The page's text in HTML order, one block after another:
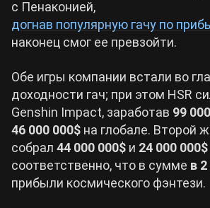
Cyberpunk 2077
Все игры
с Пенаконией,
догнав популярную гачу по
наконец смог ее превзойти.
Обе игры компании встали во
доходности гач; при этом HSR
Genshin Impact, заработав 99
46 000 000$ на глобале. Второй
собрал 44 000 000$ и 24 000 000$
соответственно, что в сумме в
прибыли космического фэнтези.